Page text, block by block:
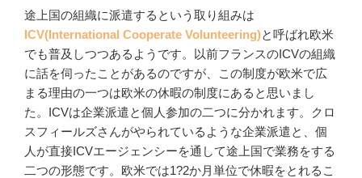
途上国の組織に派遣するという取り組みは
ICV(International Cooperate Volunteering)と呼ばれ欧米
でも普及しつつあるようです。以前フランスのICVの組織
に話を伺ったことがあるのですが、この制度が欧米で広
まる理由の一つは欧米の休暇の制度にあると思いまし
た。ICVは企業派遣と個人参加の二つに分かれます。クロ
スフィールズさんがやられているような企業派遣と、個
人が直接ICVエージェンシーを通して途上国で業務をする
二つの形態です。欧米では1?2か月単位で休暇をとれるこ